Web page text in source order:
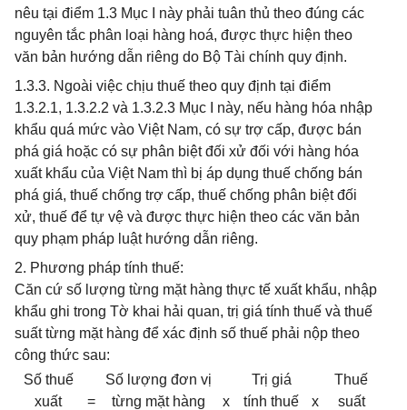
nêu tại điểm 1.3 Mục I này phải tuân thủ theo đúng các
nguyên tắc phân loại hàng hoá, được thực hiện theo
văn bản hướng dẫn riêng do Bộ Tài chính quy định.
1.3.3. Ngoài việc chịu thuế theo quy định tại điểm
1.3.2.1, 1.3.2.2 và 1.3.2.3 Mục I này, nếu hàng hóa nhập
khẩu quá mức vào Việt Nam, có sự trợ cấp, được bán
phá giá hoặc có sự phân biệt đối xử đối với hàng hóa
xuất khẩu của Việt Nam thì bị áp dụng thuế chống bán
phá giá, thuế chống trợ cấp, thuế chống phân biệt đối
xử, thuế để tự vệ và được thực hiện theo các văn bản
quy phạm pháp luật hướng dẫn riêng.
2. Phương pháp tính thuế:
Căn cứ số lượng từng mặt hàng thực tế xuất khẩu, nhập
khẩu ghi trong Tờ khai hải quan, trị giá tính thuế và thuế
suất từng mặt hàng để xác định số thuế phải nộp theo
công thức sau:
Số thuế
xuất
=
Số lượng đơn vị
từng mặt hàng
x
Trị giá
tính thuế
x
Thuế
suất